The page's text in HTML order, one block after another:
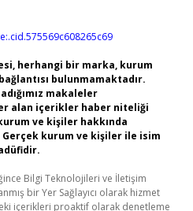
herhangi bir marka, kurum
bulunmamaktadır.
makaleler
alan içerikler haber niteliği
ve kişiler hakkında
Gerçek kurum ve kişiler ile isim
Bilgi Teknolojileri ve İletişim
bir Yer Sağlayıcı olarak hizmet
içerikleri proaktif olarak denetleme